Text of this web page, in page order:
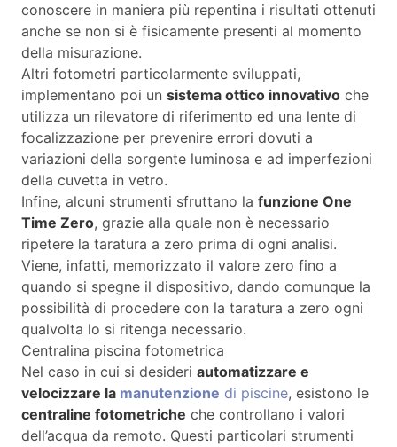
conoscere in maniera più repentina i risultati ottenuti
anche se non si è fisicamente presenti al momento
della misurazione.
Altri fotometri particolarmente sviluppati,
implementano poi un sistema ottico innovativo che
utilizza un rilevatore di riferimento ed una lente di
focalizzazione per prevenire errori dovuti a
variazioni della sorgente luminosa e ad imperfezioni
della cuvetta in vetro.
Infine, alcuni strumenti sfruttano la funzione One
Time Zero, grazie alla quale non è necessario
ripetere la taratura a zero prima di ogni analisi.
Viene, infatti, memorizzato il valore zero fino a
quando si spegne il dispositivo, dando comunque la
possibilità di procedere con la taratura a zero ogni
qualvolta lo si ritenga necessario.
Centralina piscina fotometrica
Nel caso in cui si desideri automatizzare e
velocizzare la manutenzione di piscine, esistono le
centraline fotometriche che controllano i valori
dell’acqua da remoto. Questi particolari strumenti